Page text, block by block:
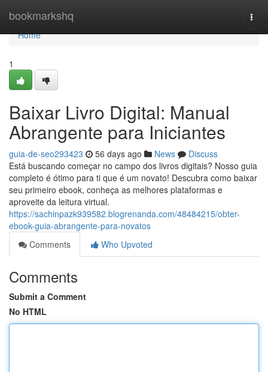
bookmarkshq
Home
Home
1
Baixar Livro Digital: Manual
Abrangente para Iniciantes
guia-de-seo293423 56 days ago News
Discuss
Está buscando começar no campo dos livros digitais? Nosso guia
completo é ótimo para ti que é um novato! Descubra como baixar
seu primeiro ebook, conheça as melhores plataformas e
aproveite da leitura virtual.
https://sachinpazk939582.blogrenanda.com/48484215/obter-
ebook-guia-abrangente-para-novatos
Comments
Who Upvoted
Comments
Submit a Comment
No HTML